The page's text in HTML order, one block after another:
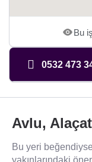
Bu
0532 473
Avlu,
Bu yeri
yakınlarındaki